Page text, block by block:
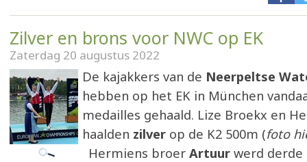
Zilver en brons voor NWC op EK
Zaterdag 20 augustus 2022
De kajakkers van de Neerpeltse
hebben op het EK in München
medailles gehaald. Lize Broekx en
haalden zilver op de K2 500m (foto
Hermiens broer Artuur werd derde